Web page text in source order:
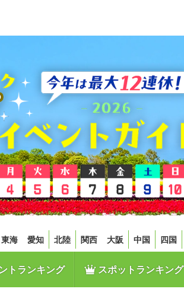
東海 愛知 北陸 関西 大阪 中国 四国
トランキング スポットランキング